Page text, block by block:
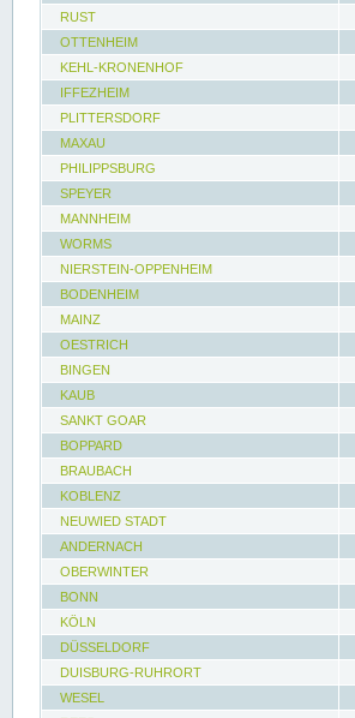
RUST
OTTENHEIM
KEHL-KRONENHOF
IFFEZHEIM
PLITTERSDORF
MAXAU
PHILIPPSBURG
SPEYER
MANNHEIM
WORMS
NIERSTEIN-OPPENHEIM
BODENHEIM
MAINZ
OESTRICH
BINGEN
KAUB
SANKT GOAR
BOPPARD
BRAUBACH
KOBLENZ
NEUWIED STADT
ANDERNACH
OBERWINTER
BONN
KÖLN
DÜSSELDORF
DUISBURG-RUHRORT
WESEL